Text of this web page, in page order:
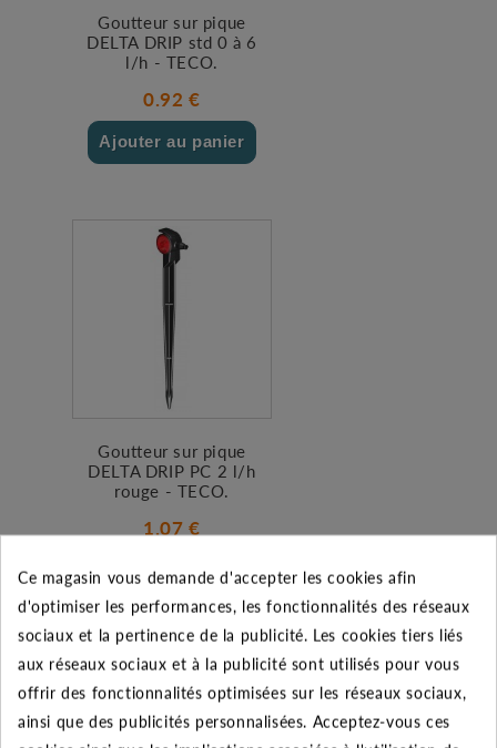
Goutteur sur pique
DELTA DRIP std 0 à 6
l/h - TECO.
0.92 €
Ajouter au panier
Goutteur sur pique
DELTA DRIP PC 2 l/h
rouge - TECO.
1.07 €
Ajouter au panier
Ce magasin vous demande d'accepter les cookies afin
d'optimiser les performances, les fonctionnalités des réseaux
sociaux et la pertinence de la publicité. Les cookies tiers liés
aux réseaux sociaux et à la publicité sont utilisés pour vous
offrir des fonctionnalités optimisées sur les réseaux sociaux,
ainsi que des publicités personnalisées. Acceptez-vous ces